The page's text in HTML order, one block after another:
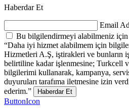
Haberdar Et
Email
Bu bilgilendirmeyi alabilmeniz
“Daha iyi hizmet alabilmem için
Hizmetleri A.Ş, iştirakleri ve bunların
belirtiline kadar işlenmesine; Turkcell
bilgilerimi kullanarak, kampanya,
duyuruları tarafıma iletmesine izin
ederim.”
Haberdar Et
ButtonIcon